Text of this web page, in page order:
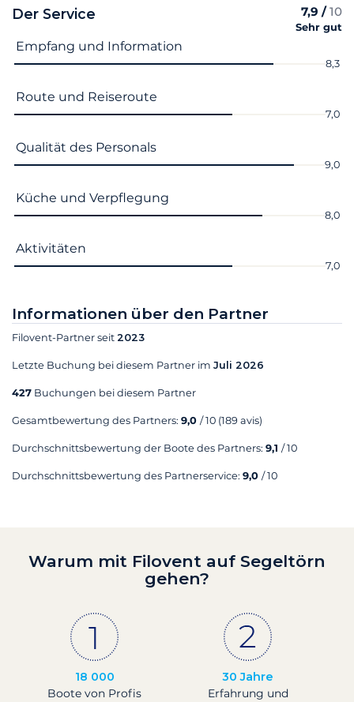
Der Service 7,9 /10
Sehr gut
Name des Kriteriums Note
Empfang und Information
8,3
Route und Reiseroute
7,0
Qualität des Personals
9,0
Küche und Verpflegung
8,0
Aktivitäten
7,0
Informationen über den Partner
Filovent-Partner seit 2023
Letzte Buchung bei diesem Partner im Juli 2026
427 Buchungen bei diesem Partner
Gesamtbewertung des Partners: 9,0 / 10 (189 avis)
Durchschnittsbewertung der Boote des Partners: 9,1 / 10
Durchschnittsbewertung des Partnerservice: 9,0 / 10
Warum mit Filovent auf Segeltörn
gehen?
18 000
Boote von Profis
30 Jahre
Erfahrung und